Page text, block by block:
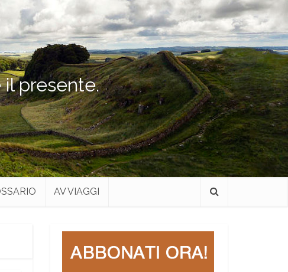
il presente.
AV VIAGGI